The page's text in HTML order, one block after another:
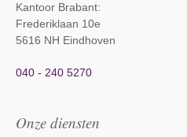
Kantoor Brabant:
Frederiklaan 10e
5616 NH Eindhoven
040 - 240 5270
Onze diensten